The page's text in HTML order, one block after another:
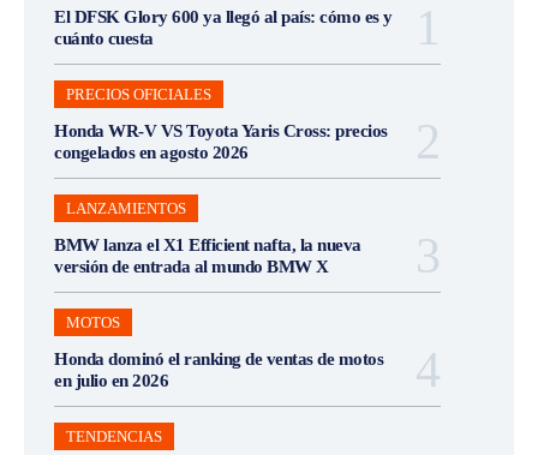
El DFSK Glory 600 ya llegó al país: cómo es y
cuánto cuesta
PRECIOS OFICIALES
Honda WR-V VS Toyota Yaris Cross: precios
congelados en agosto 2026
LANZAMIENTOS
BMW lanza el X1 Efficient nafta, la nueva
versión de entrada al mundo BMW X
MOTOS
Honda dominó el ranking de ventas de motos
en julio en 2026
TENDENCIAS